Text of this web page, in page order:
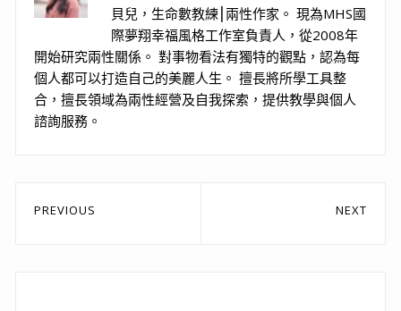
貝兒，生命數教練⎮兩性作家。 現為MHS國
際夢翔幸福風格工作室負責人，從2008年
開始研究兩性關係。 對事物看法有獨特的觀點，認為每
個人都可以打造自己的美麗人生。 擅長將所學工具整
合，擅長領域為兩性經營及自我探索，提供教學與個人
諮詢服務。
文
PREVIOUS NEXT